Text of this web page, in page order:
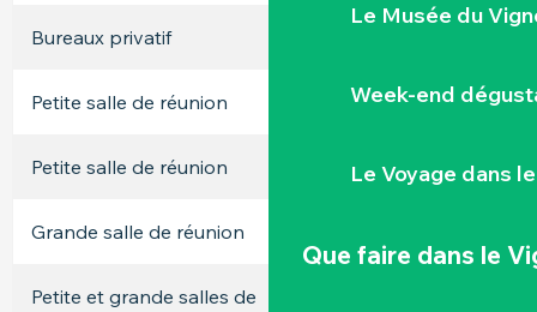
Le Musée du
Week-end
Le Voyage dans
Que faire dans le
Bureaux privatif
Petite salle de réunion 6 10
Petite salle de réunion 8 12
Grande salle de réunion
Petite et grande salles de